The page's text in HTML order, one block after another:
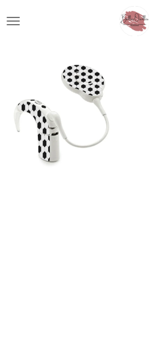
direct